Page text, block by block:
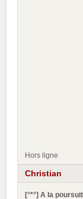
Hors ligne
Christian
[°*°] A la